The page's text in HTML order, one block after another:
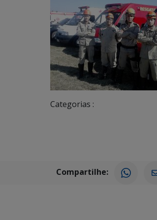
Categorias :
Compartilhe: